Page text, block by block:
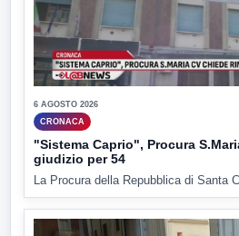
6 AGOSTO 2026
CRONACA
"Sistema Caprio", Procura
giudizio per 54
La Procura della Repubblica di Santa